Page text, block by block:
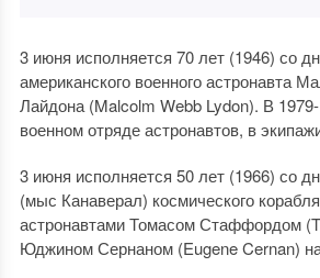
3 июня исполняется 70 лет (1946) со
американского военного астронавта
Лайдона (Malcolm Webb Lydon). В 1979-
военном отряде астронавтов, в
3 июня исполняется 50 лет (1966) со
(мыс Канаверал) космического
астронавтами Томасом Стаффордом
Юджином Сернаном (Eugene Cernan)